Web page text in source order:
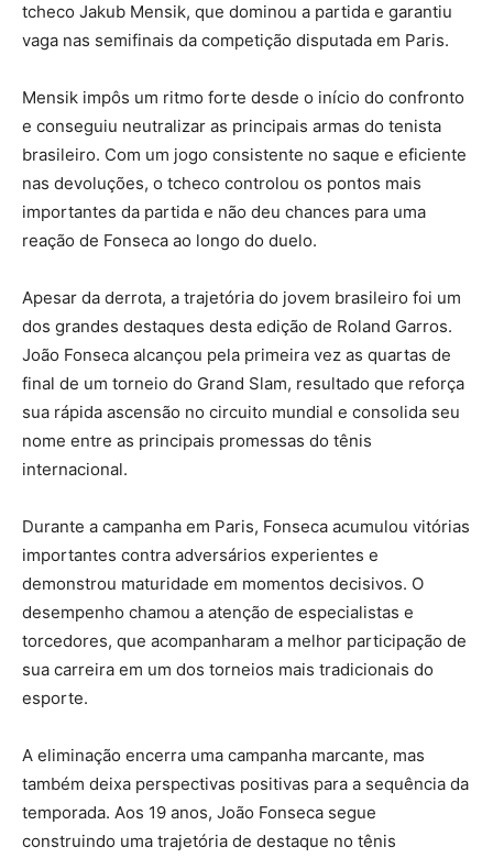
tcheco Jakub Mensik, que dominou a partida e garantiu
vaga nas semifinais da competição disputada em Paris.
Mensik impôs um ritmo forte desde o início do confronto
e conseguiu neutralizar as principais armas do tenista
brasileiro. Com um jogo consistente no saque e eficiente
nas devoluções, o tcheco controlou os pontos mais
importantes da partida e não deu chances para uma
reação de Fonseca ao longo do duelo.
Apesar da derrota, a trajetória do jovem brasileiro foi um
dos grandes destaques desta edição de Roland Garros.
João Fonseca alcançou pela primeira vez as quartas de
final de um torneio do Grand Slam, resultado que reforça
sua rápida ascensão no circuito mundial e consolida seu
nome entre as principais promessas do tênis
internacional.
Durante a campanha em Paris, Fonseca acumulou vitórias
importantes contra adversários experientes e
demonstrou maturidade em momentos decisivos. O
desempenho chamou a atenção de especialistas e
torcedores, que acompanharam a melhor participação de
sua carreira em um dos torneios mais tradicionais do
esporte.
A eliminação encerra uma campanha marcante, mas
também deixa perspectivas positivas para a sequência da
temporada. Aos 19 anos, João Fonseca segue
construindo uma trajetória de destaque no tênis